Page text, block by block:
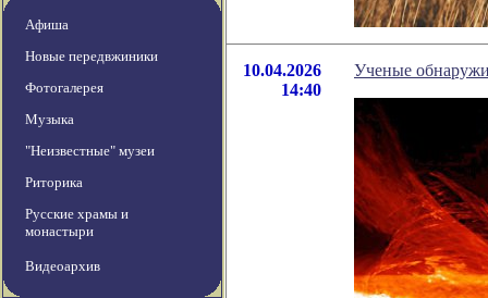
Афиша
Новые передвжиники
Фотогалерея
Музыка
"Неизвестные" музеи
Риторика
Русские храмы и
монастыри
Видеоархив
10.04.2026
14:40
Ученые